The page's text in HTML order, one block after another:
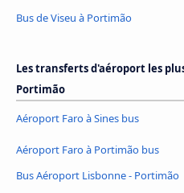
Bus de Viseu à Portimão
Les transferts d'aéroport les
Portimão
Aéroport Faro à Sines bus
Aéroport Faro à Portimão bus
Bus Aéroport Lisbonne - Portimão